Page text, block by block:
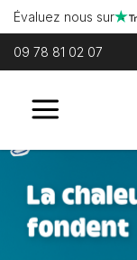
Évaluez nous sur
09 78 81 02 07